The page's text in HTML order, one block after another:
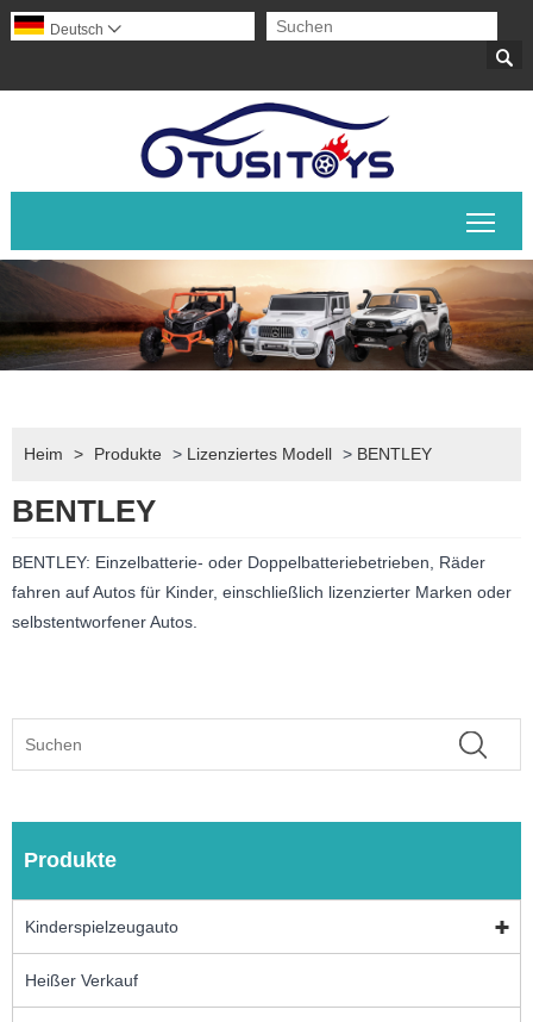

Deutsch 
Heim > Produkte > Lizenziertes Modell > BENTLEY
BENTLEY
BENTLEY: Einzelbatterie- oder Doppelbatteriebetrieben, Räder
fahren auf Autos für Kinder, einschließlich lizenzierter Marken oder
selbstentworfener Autos.
Produkte
Kinderspielzeugauto
Heißer Verkauf